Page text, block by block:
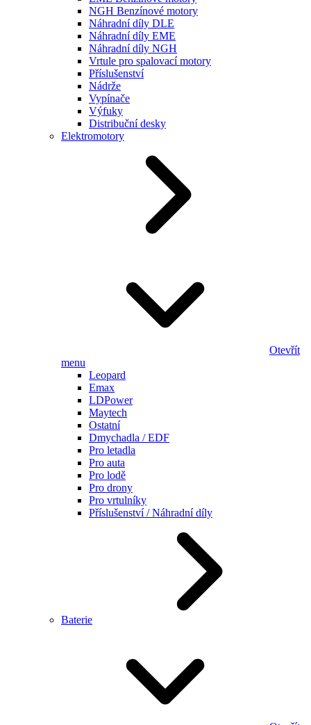
NGH Benzínové motory
Náhradní díly DLE
Náhradní díly EME
Náhradní díly NGH
Vrtule pro spalovací motory
Příslušenství
Nádrže
Vypínače
Výfuky
Distribuční desky
Elektromotory
Otevřít
menu
Leopard
Emax
LDPower
Maytech
Ostatní
Dmychadla / EDF
Pro letadla
Pro auta
Pro lodě
Pro drony
Pro vrtulníky
Příslušenství / Náhradní díly
Baterie